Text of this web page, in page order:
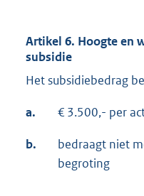
Artikel 6. Hoogte en
subsidie
Het subsidiebedrag
a. € 3.500,- per
b.
bedraagt niet
begroting